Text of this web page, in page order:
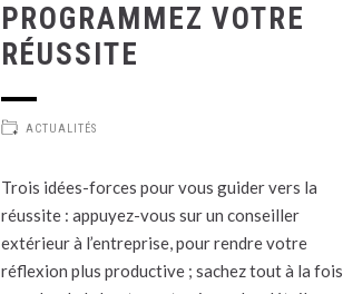
PROGRAMMEZ VOTRE
RÉUSSITE
ACTUALITÉS
Trois idées-forces pour vous guider vers la
réussite : appuyez-vous sur un conseiller
extérieur à l’entreprise, pour rendre votre
réflexion plus productive ; sachez tout à la fois